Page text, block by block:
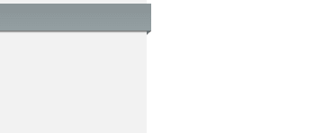
ます！